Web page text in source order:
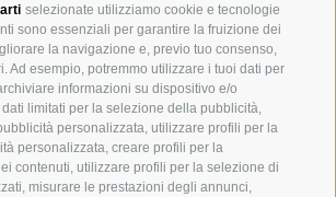
selezionate utilizziamo cookie e tecnologie
sono essenziali per garantire la fruizione dei
la navigazione e, previo tuo consenso,
Ad esempio, potremmo utilizzare i tuoi dati per
informazioni su dispositivo e/o
limitati per la selezione della pubblicità,
personalizzata, utilizzare profili per la
personalizzata, creare profili per la
contenuti, utilizzare profili per la selezione di
misurare le prestazioni degli annunci,
e giardini
e il tempo libero
Punta Skala d.o.o.
Podrecca, Atelier Podrecca
Alexander, NDesign Srl
su quattro ambiti di intervento:
& ESG